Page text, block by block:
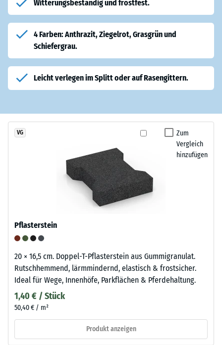
Witterungsbeständig und frostfest.
4 Farben: Anthrazit, Ziegelrot, Grasgrün und
Schiefergrau.
Leicht verlegen im Splitt oder auf Rasengittern.
Zum
Vergleich
hinzufügen
VG
Pflasterstein
20 × 16,5 cm. Doppel-T-Pflasterstein aus Gummigranulat.
Rutschhemmend, lärmmindernd, elastisch & frostsicher.
Ideal für Wege, Innenhöfe, Parkflächen & Pferdehaltung.
1,40 € / Stück
50,40 € / m²
Produkt anzeigen